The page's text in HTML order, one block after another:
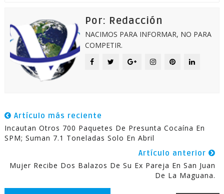
Por: Redacción
NACIMOS PARA INFORMAR, NO PARA
COMPETIR.
Artículo más reciente
Incautan Otros 700 Paquetes De Presunta Cocaína En
SPM; Suman 7.1 Toneladas Solo En Abril
Artículo anterior
Mujer Recibe Dos Balazos De Su Ex Pareja En San Juan
De La Maguana.